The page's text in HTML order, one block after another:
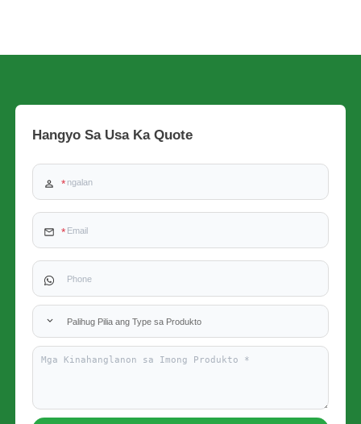
Hangyo Sa Usa Ka Quote
Palihug Pilia ang Type sa Produkto